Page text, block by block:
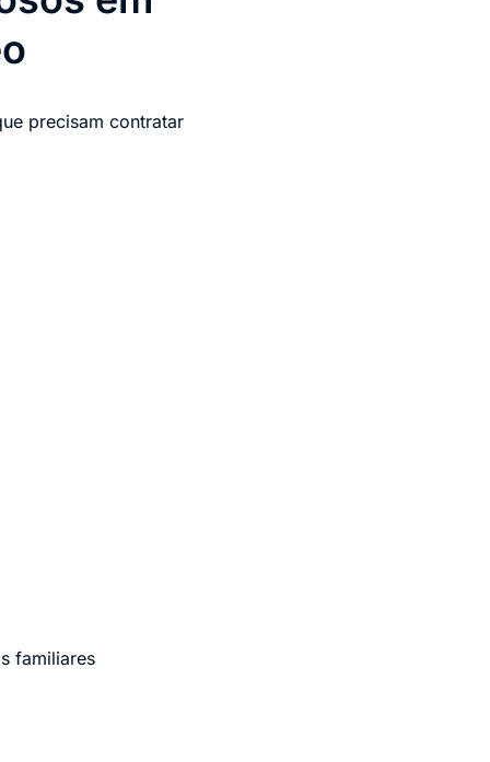
precisam contratar
familiares